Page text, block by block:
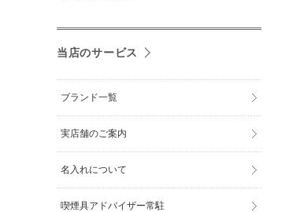
当店のサービス
ブランド一覧
実店舗のご案内
名入れについて
喫煙具アドバイザー常駐